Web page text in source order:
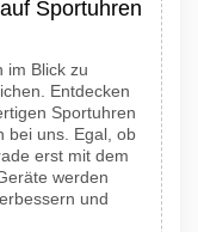
Sportuhren
im Blick zu
Entdecken
Sportuhren
bei uns. Egal, ob
erst mit dem
werden
und